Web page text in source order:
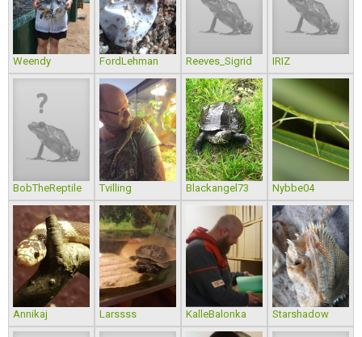
Weendy FordLehman Reeves_Sigrid IRIZ
BobTheReptile Tvilling Blackangel73 Nybbe04
Annikaj Larssss KalleBalonka Starshadow